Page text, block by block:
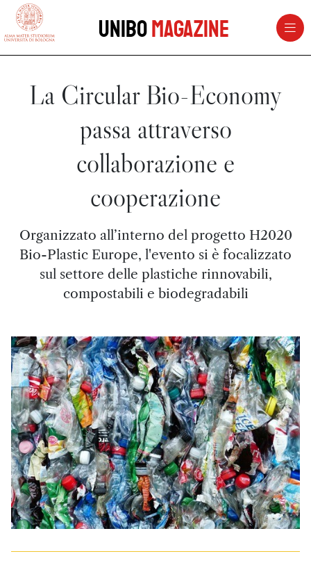
vai al contenuto della pagina
UniboMagazine
La Circular Bio-Economy
passa attraverso
collaborazione e
cooperazione
Organizzato all’interno del progetto H2020
Bio-Plastic Europe, l'evento si è focalizzato
sul settore delle plastiche rinnovabili,
compostabili e biodegradabili